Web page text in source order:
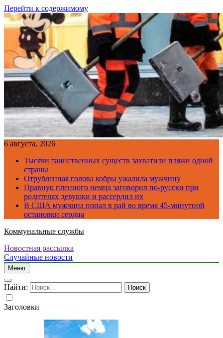
Перейти к содержимому
6 августа, 2026
Тысячи таинственных существ захватили пляжи одной
страны
Отрубленная голова кобры ужалила мужчину
Правнук пленного немца заговорил по-русски при
родителях девушки и рассердил их
В США мужчина попал в рай во время 45-минутной
остановки сердца
Коммунальные службы
Новостная рассылка
Случайные новости
Меню
Найти:
Заголовки